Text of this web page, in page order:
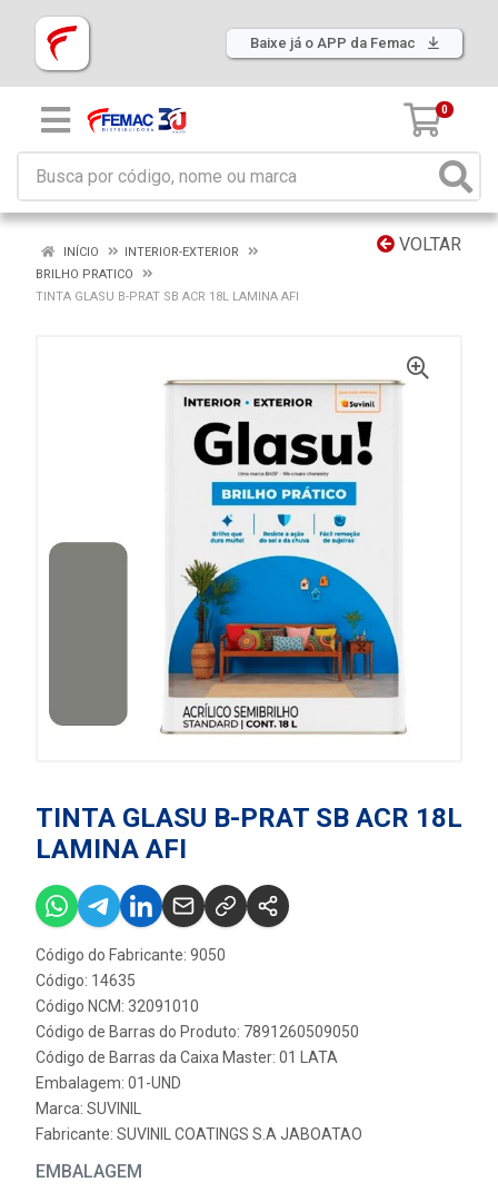
Baixe já o APP da Femac
0
VOLTAR
INÍCIO
INTERIOR-EXTERIOR
BRILHO PRATICO
TINTA GLASU B-PRAT SB ACR 18L LAMINA AFI
TINTA GLASU B-PRAT SB ACR 18L
LAMINA AFI
Código do Fabricante: 9050
Código: 14635
Código NCM: 32091010
Código de Barras do Produto: 7891260509050
Código de Barras da Caixa Master: 01 LATA
Embalagem: 01-UND
Marca: SUVINIL
Fabricante: SUVINIL COATINGS S.A JABOATAO
EMBALAGEM